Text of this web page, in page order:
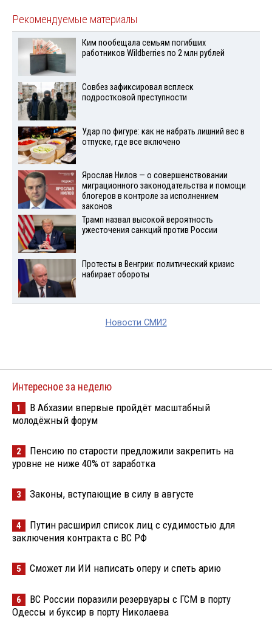
Рекомендуемые материалы
Ким пообещала семьям погибших
работников Wildberries по 2 млн рублей
Совбез зафиксировал всплеск
подростковой преступности
Удар по фигуре: как не набрать лишний вес в
отпуске, где все включено
Ярослав Нилов — о совершенствовании
миграционного законодательства и помощи
блогеров в контроле за исполнением
законов
Трамп назвал высокой вероятность
ужесточения санкций против России
Протесты в Венгрии: политический кризис
набирает обороты
Новости СМИ2
Интересное за неделю
1
В Абхазии впервые пройдёт масштабный
молодёжный форум
2
Пенсию по старости предложили закрепить на
уровне не ниже 40% от заработка
3 Законы, вступающие в силу в августе
4
Путин расширил список лиц с судимостью для
заключения контракта с ВС РФ
5 Сможет ли ИИ написать оперу и спеть арию
6
ВС России поразили резервуары с ГСМ в порту
Одессы и буксир в порту Николаева